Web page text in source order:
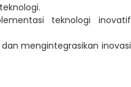
teknologi inovatif
mengintegrasikan inovasi